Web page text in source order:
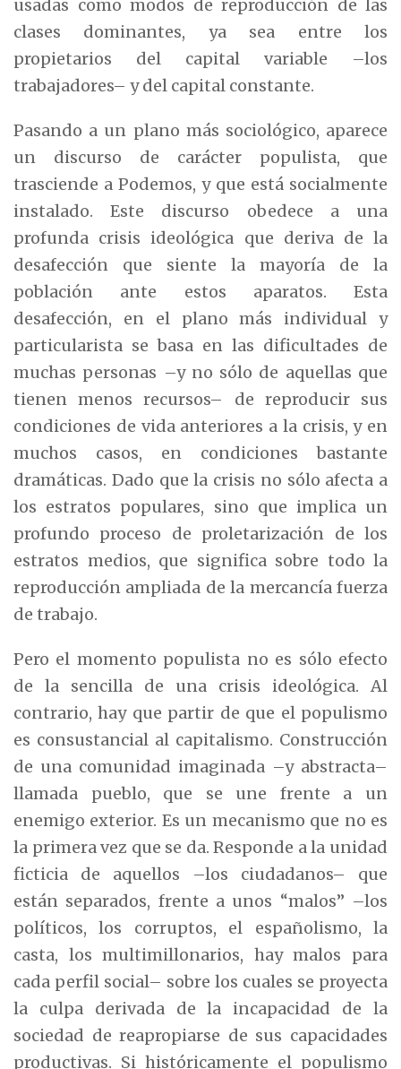
usadas como modos de reproducción de las
clases dominantes, ya sea entre los
propietarios del capital variable –los
trabajadores– y del capital constante.
Pasando a un plano más sociológico, aparece
un discurso de carácter populista, que
trasciende a Podemos, y que está socialmente
instalado. Este discurso obedece a una
profunda crisis ideológica que deriva de la
desafección que siente la mayoría de la
población ante estos aparatos. Esta
desafección, en el plano más individual y
particularista se basa en las dificultades de
muchas personas –y no sólo de aquellas que
tienen menos recursos– de reproducir sus
condiciones de vida anteriores a la crisis, y en
muchos casos, en condiciones bastante
dramáticas. Dado que la crisis no sólo afecta a
los estratos populares, sino que implica un
profundo proceso de proletarización de los
estratos medios, que significa sobre todo la
reproducción ampliada de la mercancía fuerza
de trabajo.
Pero el momento populista no es sólo efecto
de la sencilla de una crisis ideológica. Al
contrario, hay que partir de que el populismo
es consustancial al capitalismo. Construcción
de una comunidad imaginada –y abstracta–
llamada pueblo, que se une frente a un
enemigo exterior. Es un mecanismo que no es
la primera vez que se da. Responde a la unidad
ficticia de aquellos –los ciudadanos– que
están separados, frente a unos “malos” –los
políticos, los corruptos, el españolismo, la
casta, los multimillonarios, hay malos para
cada perfil social– sobre los cuales se proyecta
la culpa derivada de la incapacidad de la
sociedad de reapropiarse de sus capacidades
productivas. Si históricamente el populismo